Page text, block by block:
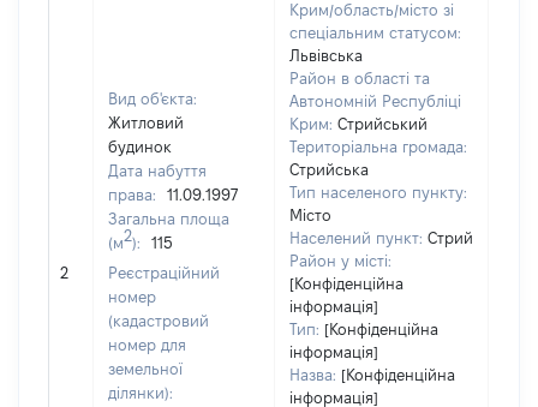
2
Вид об'єкта:
Житловий
будинок
Дата набуття
права:
11.09.1997
Загальна площа
(м2):
115
Реєстраційний
номер
(кадастровий
номер для
земельної
ділянки):
Крим/область/місто зі
спеціальним статусом:
Львівська
Район в області та
Автономній Республіці
Крим: Стрийський
Територіальна громада:
Стрийська
Тип населеного пункту:
Місто
Населений пункт: Стрий
Район у місті:
[Конфіденційна
інформація]
Тип: [Конфіденційна
інформація]
Назва: [Конфіденційна
інформація]